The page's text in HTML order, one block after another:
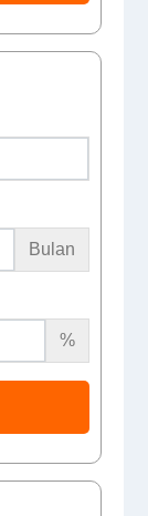
Bulan
%